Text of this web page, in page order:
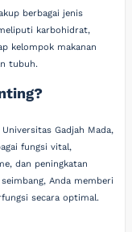
berbagai jenis
karbohidrat,
kelompok makanan
tubuh.
Gadjah Mada,
fungsi vital,
dan peningkatan
Anda memberi
secara optimal.